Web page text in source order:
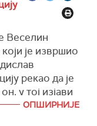
Веселин
је извршио
рекао да је
у тој изјави
психопата који
ОПШИРНИЈЕ